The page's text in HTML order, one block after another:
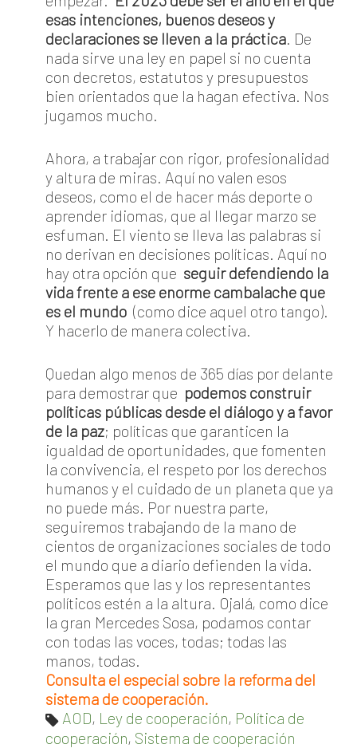
esas intenciones, buenos deseos y
declaraciones se lleven a la práctica. De
nada sirve una ley en papel si no cuenta
con decretos, estatutos y presupuestos
bien orientados que la hagan efectiva. Nos
jugamos mucho.
Ahora, a trabajar con rigor, profesionalidad
y altura de miras. Aquí no valen esos
deseos, como el de hacer más deporte o
aprender idiomas, que al llegar marzo se
esfuman. El viento se lleva las palabras si
no derivan en decisiones políticas. Aquí no
hay otra opción que seguir defendiendo la
vida frente a ese enorme cambalache que
es el mundo(como dice aquel otro tango).
Y hacerlo de manera colectiva.
Quedan algo menos de 365 días por delante
para demostrar que podemos construir
políticas públicas desde el diálogo y a favor
de la paz; políticas que garanticen la
igualdad de oportunidades, que fomenten
la convivencia, el respeto por los derechos
humanos y el cuidado de un planeta que ya
no puede más. Por nuestra parte,
seguiremos trabajando de la mano de
cientos de organizaciones sociales de todo
el mundo que a diario defienden la vida.
Esperamos que las y los representantes
políticos estén a la altura. Ojalá, como dice
la gran Mercedes Sosa, podamos contar
con todas las voces, todas; todas las
manos, todas.
Consulta el especial sobre la reforma del
sistema de cooperación.
AOD, Ley de cooperación, Política de
cooperación, Sistema de cooperación